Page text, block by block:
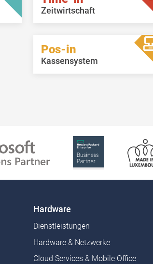
Zeitwirtschaft
Pos-in
Kassensystem
Hardware
Dienstleistungen
Hardware & Netzwerke
Cloud Services & Mobile Office